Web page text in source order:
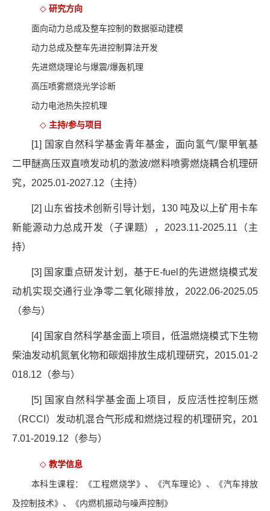
◇ 研究方向
面向动力总成及整车控制的数据驱动建模
动力总成及整车先进控制算法开发
先进燃烧理论与爆震/爆轰机理
高压喷雾燃烧光学诊断
动力电池热失控机理
◇ 主持/参与项目
[1] 国家自然科学基金青年基金，面向氢气/聚甲氧基
二甲醚高压双直喷发动机的激波/燃料喷雾燃烧耦合机理研
究， 2025.01-2027.12 （主持）
[2] 山东省技术创新引导计划， 130 吨及以上矿用卡车
新能源动力总成开发（子课题）， 2023.11-2025.11 （主
持）
[3] 国家重点研发计划，基于E-fuel 的先进燃烧模式发
动机实现交通行业净零二氧化碳排放， 2022.06-2025.05
（参与）
[4] 国家自然科学基金面上项目，低温燃烧模式下生物
柴油发动机氮氧化物和碳烟排放生成机理研究， 2015.01-2
018.12 （参与）
[5] 国家自然科学基金面上项目，反应活性控制压燃
（RCCI ）发动机混合气形成和燃烧过程的机理研究， 201
7.01-2019.12 （参与）
◇ 教学信息
本科生课程：《工程燃烧学》、《汽车理论》、《汽车排放
及控制技术》、《内燃机振动与噪声控制》